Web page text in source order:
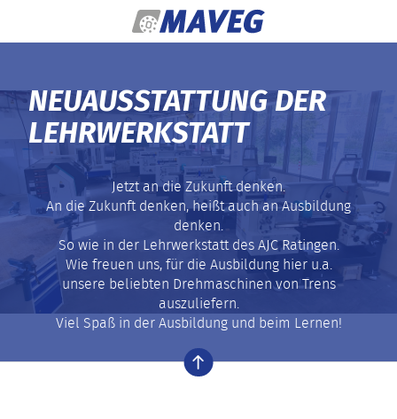
NEUAUSSTATTUNG DER
LEHRWERKSTATT
Jetzt an die Zukunft denken.
An die Zukunft denken, heißt auch an Ausbildung
denken.
So wie in der Lehrwerkstatt des AJC Ratingen.
Wie freuen uns, für die Ausbildung hier u.a.
unsere beliebten Drehmaschinen von Trens
auszuliefern.
Viel Spaß in der Ausbildung und beim Lernen!
nach oben